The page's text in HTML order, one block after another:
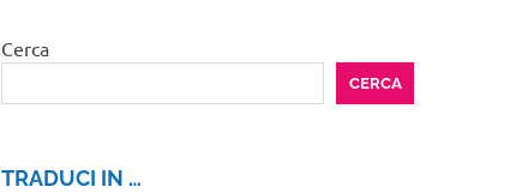
Cerca
CERCA
TRADUCI IN …